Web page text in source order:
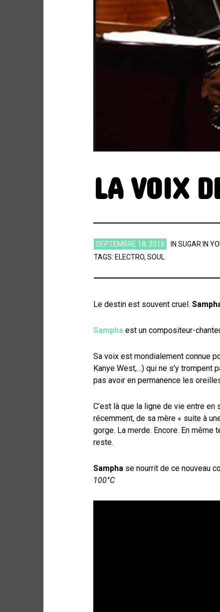
Site de WordPress-FR
ARCHIVES
ARCHIVES
LA VOIX
SEPTEMBRE 18, 2016 IN SUGAR IN
TAGS: ELECTRO, SOUL
Le destin est souvent cruel.
Sampha est un compositeur-
Sa voix est mondialement connue
Kanye West,…) qui ne s’y trompent
pas avoir en permanence les
C’est là que la ligne de vie entre
récemment, de sa mère « suite à
gorge. La merde. Encore. En même
reste.
Sampha se nourrit de ce nouveau
100°C